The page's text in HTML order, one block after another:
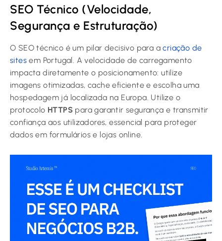
SEO Técnico (Velocidade,
Segurança e Estruturação)
O SEO técnico é um pilar decisivo para acriação de
sites em Portugal. A velocidade de carregamento
impacta diretamente o posicionamento: utilize
imagens otimizadas, cache eficiente e escolha uma
hospedagem já localizada na Europa. Utilize o
protocolo HTTPS para garantir segurança e transmitir
confiança aos utilizadores, essencial para proteger
dados em formulários e lojas online.